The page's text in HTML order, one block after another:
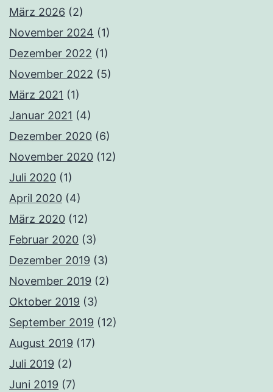
März 2026 (2)
November 2024 (1)
Dezember 2022 (1)
November 2022 (5)
März 2021 (1)
Januar 2021 (4)
Dezember 2020 (6)
November 2020 (12)
Juli 2020 (1)
April 2020 (4)
März 2020 (12)
Februar 2020 (3)
Dezember 2019 (3)
November 2019 (2)
Oktober 2019 (3)
September 2019 (12)
August 2019 (17)
Juli 2019 (2)
Juni 2019 (7)